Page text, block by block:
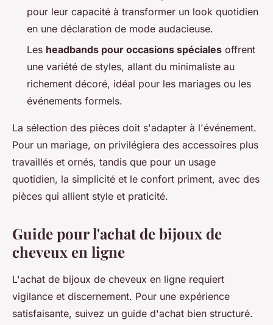
pour leur capacité à transformer un look quotidien
en une déclaration de mode audacieuse.
Les headbands pour occasions spéciales offrent
une variété de styles, allant du minimaliste au
richement décoré, idéal pour les mariages ou les
événements formels.
La sélection des pièces doit s'adapter à l'événement.
Pour un mariage, on privilégiera des accessoires plus
travaillés et ornés, tandis que pour un usage
quotidien, la simplicité et le confort priment, avec des
pièces qui allient style et praticité.
Guide pour l'achat de bijoux de
cheveux en ligne
L'achat de bijoux de cheveux en ligne requiert
vigilance et discernement. Pour une expérience
satisfaisante, suivez un guide d'achat bien structuré.